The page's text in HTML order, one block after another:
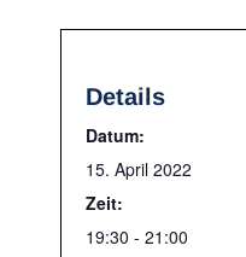
Details
Datum:
15. April 2022
Zeit:
19:30 - 21:00